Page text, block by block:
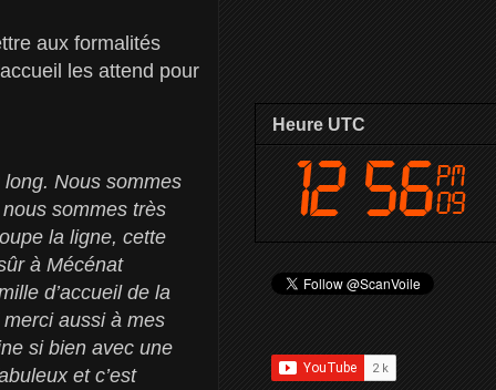
aux formalités
les attend pour
long. Nous sommes
sommes très
la ligne, cette
à Mécénat
d’accueil de la
aussi à mes
si bien avec une
et c’est
Heure UTC